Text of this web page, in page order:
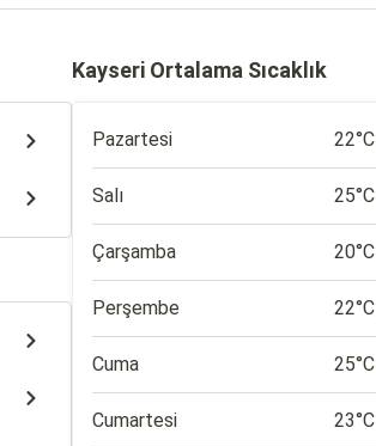
Kayseri Ortalama Sıcaklık
Pazartesi 22°C
Salı 25°C
Çarşamba 20°C
Perşembe 22°C
Cuma 25°C
Cumartesi 23°C